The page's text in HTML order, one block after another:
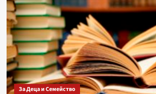
книги
за
бизнес
и
реклама!
За Деца и Семейство